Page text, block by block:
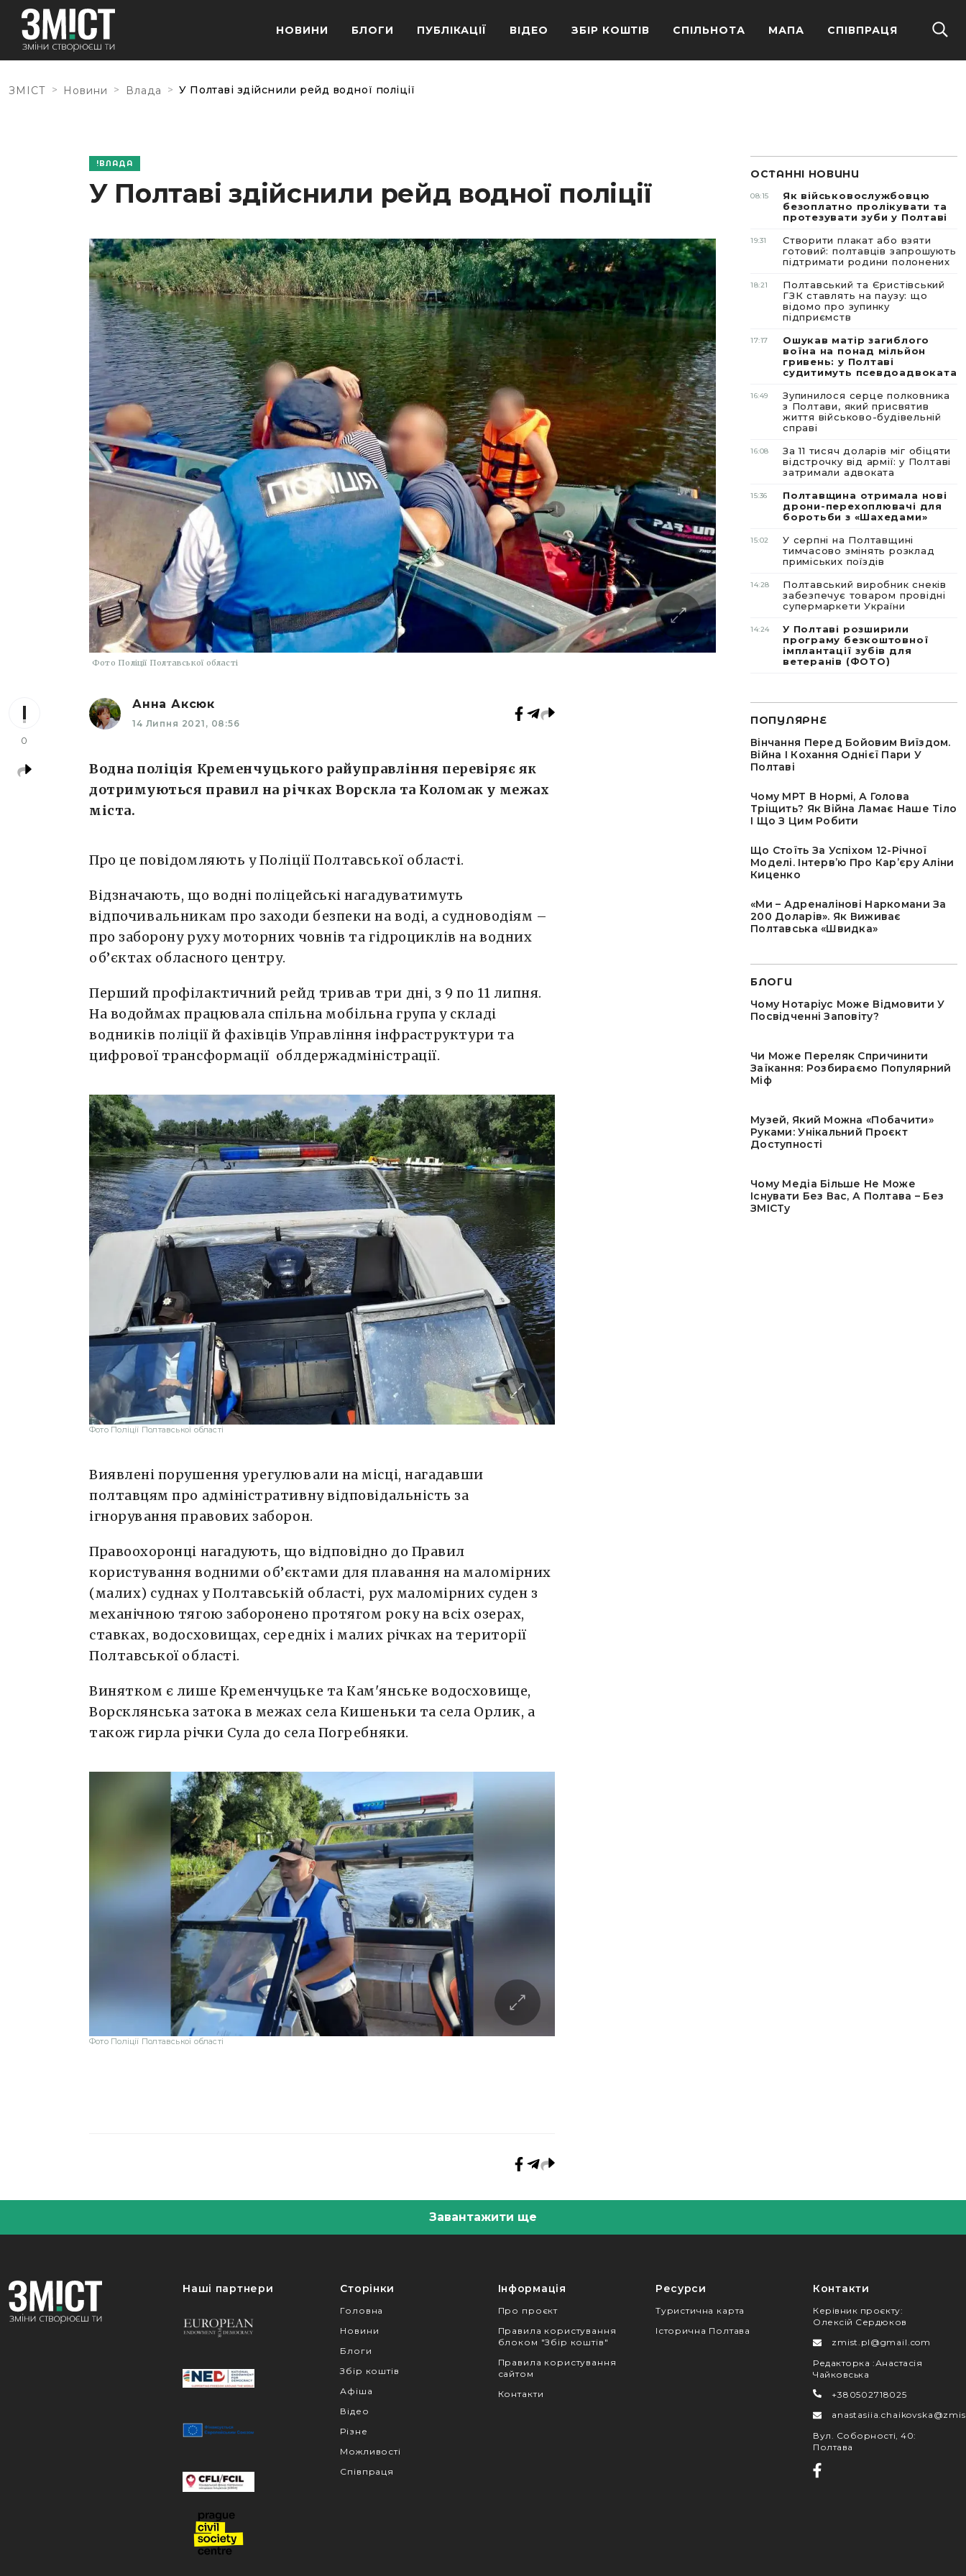
НОВИНИ БЛОГИ ПУБЛІКАЦІЇ ВІДЕО ЗБІР КОШТІВ СПІЛЬНОТА МАПА СПІВПРАЦЯ
ЗМІСТ > Новини > Влада > У Полтаві здійснили рейд водної поліції
ВЛАДА
У Полтаві здійснили рейд водної поліції
Фото Поліції Полтавської області
0
Анна Аксюк
14 Липня 2021, 08:56
Водна поліція Кременчуцького райуправління перевіряє як
дотримуються правил на річках Ворскла та Коломак у межах
міста.
Про це повідомляють у Поліції Полтавської області.
Відзначають, що водні поліцейські нагадуватимуть
відпочивальникам про заходи безпеки на воді, а судноводіям –
про заборону руху моторних човнів та гідроциклів на водних
об’єктах обласного центру.
Перший профілактичний рейд тривав три дні, з 9 по 11 липня.
На водоймах працювала спільна мобільна група у складі
водників поліції й фахівців Управління інфраструктури та
цифрової трансформації облдержадміністрації.
Фото Поліції Полтавської області
Виявлені порушення урегулювали на місці, нагадавши
полтавцям про адміністративну відповідальність за
ігнорування правових заборон.
Правоохоронці нагадують, що відповідно до Правил
користування водними об’єктами для плавання на маломірних
(малих) суднах у Полтавській області, рух маломірних суден з
механічною тягою заборонено протягом року на всіх озерах,
ставках, водосховищах, середніх і малих річках на території
Полтавської області.
Винятком є лише Кременчуцьке та Кам'янське водосховище,
Ворсклянська затока в межах села Кишеньки та села Орлик, а
також гирла річки Сула до села Погребняки.
Фото Поліції Полтавської області
ОСТАННІ НОВИНИ
08:15
Як військовослужбовцю
безоплатно пролікувати та
протезувати зуби у Полтаві
19:31
Створити плакат або взяти
готовий: полтавців запрошують
підтримати родини полонених
18:21
Полтавський та Єристівський
ГЗК ставлять на паузу: що
відомо про зупинку
підприємств
17:17
Ошукав матір загиблого
воїна на понад мільйон
гривень: у Полтаві
судитимуть псевдоадвоката
16:49
Зупинилося серце полковника
з Полтави, який присвятив
життя військово-будівельній
справі
16:08
За 11 тисяч доларів міг обіцяти
відстрочку від армії: у Полтаві
затримали адвоката
15:36
Полтавщина отримала нові
дрони-перехоплювачі для
боротьби з «Шахедами»
15:02
У серпні на Полтавщині
тимчасово змінять розклад
приміських поїздів
14:28
Полтавський виробник снеків
забезпечує товаром провідні
супермаркети України
14:24
У Полтаві розширили
програму безкоштовної
імплантації зубів для
ветеранів (ФОТО)
ПОПУЛЯРНЕ
Вінчання Перед Бойовим Виїздом.
Війна І Кохання Однієї Пари У
Полтаві
Чому МРТ В Нормі, А Голова
Тріщить? Як Війна Ламає Наше Тіло
І Що З Цим Робити
Що Стоїть За Успіхом 12-Річної
Моделі. Інтервʼю Про Карʼєру Аліни
Киценко
«Ми – Адреналінові Наркомани За
200 Доларів». Як Виживає
Полтавська «швидка»
БЛОГИ
Чому Нотаріус Може Відмовити У
Посвідченні Заповіту?
Чи Може Переляк Спричинити
Заїкання: Розбираємо Популярний
Міф
Музей, Який Можна «побачити»
Руками: Унікальний Проєкт
Доступності
Чому Медіа Більше Не Може
Існувати Без Вас, А Полтава – Без
ЗМІСТу
Завантажити ще
Наші партнери Сторінки
Головна
Новини
Блоги
Збір коштів
Афіша
Відео
Різне
Можливості
Співпраця
Інформація
Про проєкт
Правила користування
блоком "Збір коштів"
Правила користування
сайтом
Контакти
Ресурси
Туристична карта
Історична Полтава
Контакти
Керівник проєкту:
Олексій Сердюков
zmist.pl@gmail.com
Редакторка :Анастасія
Чайковська
+380502718025
Вул. Соборності, 40:
Полтава